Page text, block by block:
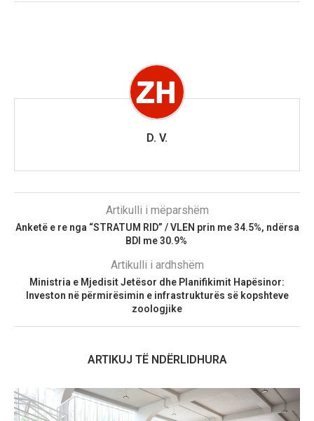
D. V.
Artikulli i mëparshëm
Anketë e re nga “STRATUM RID” / VLEN prin me 34.5%, ndërsa
BDI me 30.9%
Artikulli i ardhshëm
Ministria e Mjedisit Jetësor dhe Planifikimit Hapësinor:
Investon në përmirësimin e infrastrukturës së kopshteve
zoologjike
ARTIKUJ TË NDËRLIDHURA